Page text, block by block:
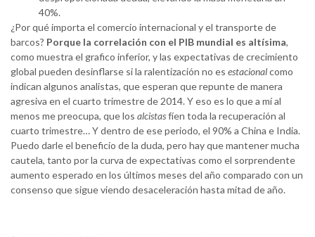
40%.
¿Por qué importa el comercio internacional y el transporte de
barcos? Porque la correlación con el PIB mundial es altísima,
como muestra el grafico inferior, y las expectativas de crecimiento
global pueden desinflarse si la ralentización no es estacionalcomo
indican algunos analistas, que esperan que repunte de manera
agresiva en el cuarto trimestre de 2014. Y eso es lo que a mí al
menos me preocupa, que los alcistasfíen toda la recuperación al
cuarto trimestre… Y dentro de ese periodo, el 90% a China e India.
Puedo darle el beneficio de la duda, pero hay que mantener mucha
cautela, tanto por la curva de expectativas como el sorprendente
aumento esperado en los últimos meses del año comparado con un
consenso que sigue viendo desaceleración hasta mitad de año.